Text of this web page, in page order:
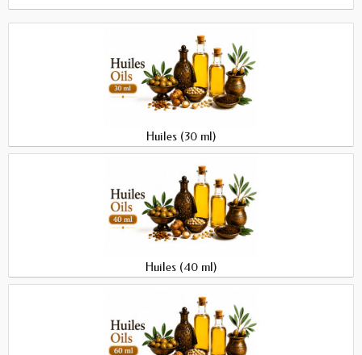
Huiles (30 ml)
Huiles (40 ml)